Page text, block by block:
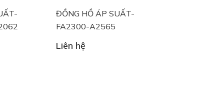
ĐỒNG HỒ ÁP SUẤT-
FA2300-A2565
ĐỒNG HỒ ÁP SUẤT-